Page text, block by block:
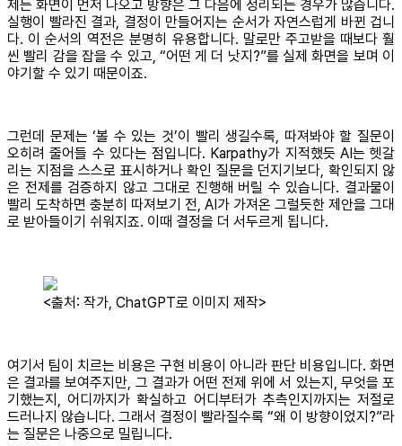
제는 화면이 먼저 나오고 방향은 그 다음에 정리되는 경우가 많습니다.
실행이 빨라진 결과, 결정이 만들어지는 순서가 자연스럽게 바뀐 겁니
다. 이 순서의 역전은 분명히 유용합니다. 말로만 주고받을 때보다 훨
씬 빨리 감을 잡을 수 있고, “어떤 게 더 낫지?”를 실제 화면을 보며 이
야기할 수 있기 때문이죠.
그런데 문제는 ‘볼 수 있는 것’이 빨리 생길수록, 따져봐야 할 질문이
오히려 줄어들 수 있다는 점입니다. Karpathy가 지적했듯 AI는 헷갈
리는 지점을 스스로 표시하거나 확인 질문을 던지기보다, 확인되지 않
은 전제를 검증하지 않고 그대로 진행해 버릴 수 있습니다. 결과물이
빨리 도착하면 충분히 따져보기 전, AI가 가져온 그럴듯한 제안을 그대
로 받아들이기 쉬워지죠. 이때 결정을 더 서두르게 됩니다.
<출처: 작가, ChatGPT로 이미지 제작>
여기서 팀이 치르는 비용은 구현 비용이 아니라 판단 비용입니다. 화면
은 결과를 보여주지만, 그 결과가 어떤 전제 위에 서 있는지, 무엇을 포
기했는지, 어디까지가 확실하고 어디부터가 추측인지까지는 저절로
드러나지 않습니다. 그래서 결정이 빨라질수록 “왜 이 방향이었지?”라
는 질문은 나중으로 밀립니다.